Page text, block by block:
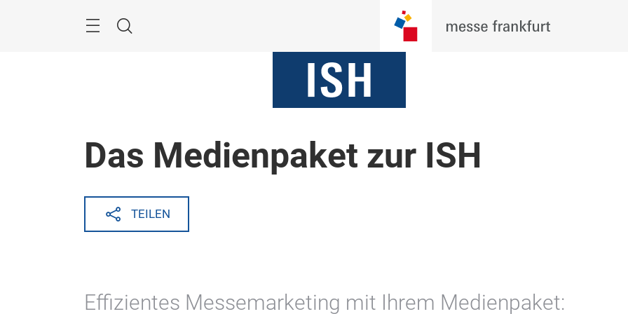
Suche
Das Medienpaket zur ISH
TEILEN
Effizientes Messemarketing mit Ihrem Medienpaket: